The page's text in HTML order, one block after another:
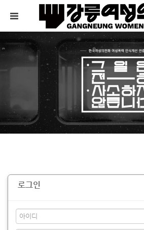
메뉴 건너뛰기
로그인